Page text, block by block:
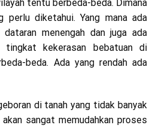
tentu berbeda-beda. Dimana
perlu diketahui. Yang mana ada
dataran menengah dan juga ada
tingkat kekerasan bebatuan di
beda. Ada yang rendah ada
di tanah yang tidak banyak
sangat memudahkan proses